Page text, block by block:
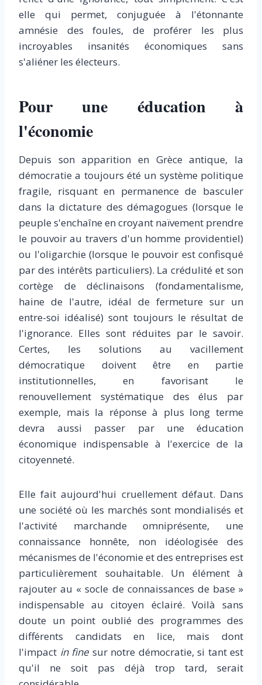
elle qui permet, conjuguée à l'étonnante
amnésie des foules, de proférer les plus
incroyables insanités économiques sans
s'aliéner les électeurs.
Pour une éducation à
l'économie
Depuis son apparition en Grèce antique, la
démocratie a toujours été un système politique
fragile, risquant en permanence de basculer
dans la dictature des démagogues (lorsque le
peuple s'enchaîne en croyant naïvement prendre
le pouvoir au travers d'un homme providentiel)
ou l'oligarchie (lorsque le pouvoir est confisqué
par des intérêts particuliers). La crédulité et son
cortège de déclinaisons (fondamentalisme,
haine de l'autre, idéal de fermeture sur un
entre-soi idéalisé) sont toujours le résultat de
l'ignorance. Elles sont réduites par le savoir.
Certes, les solutions au vacillement
démocratique doivent être en partie
institutionnelles, en favorisant le
renouvellement systématique des élus par
exemple, mais la réponse à plus long terme
devra aussi passer par une éducation
économique indispensable à l'exercice de la
citoyenneté.
Elle fait aujourd'hui cruellement défaut. Dans
une société où les marchés sont mondialisés et
l'activité marchande omniprésente, une
connaissance honnête, non idéologisée des
mécanismes de l'économie et des entreprises est
particulièrement souhaitable. Un élément à
rajouter au « socle de connaissances de base »
indispensable au citoyen éclairé. Voilà sans
doute un point oublié des programmes des
différents candidats en lice, mais dont
l'impact in fine sur notre démocratie, si tant est
qu'il ne soit pas déjà trop tard, serait